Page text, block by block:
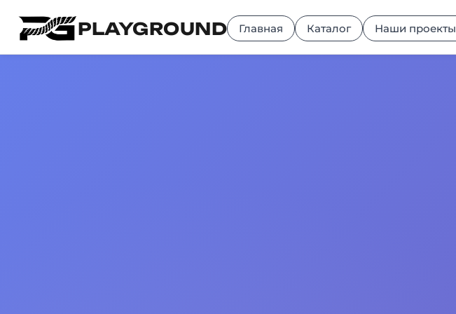
PLAYGROUND Главная Каталог Наши проекты